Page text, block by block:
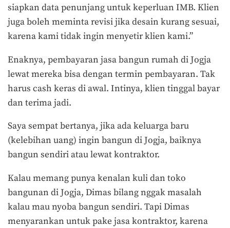
siapkan data penunjang untuk keperluan IMB. Klien
juga boleh meminta revisi jika desain kurang sesuai,
karena kami tidak ingin menyetir klien kami.”
Enaknya, pembayaran jasa bangun rumah di Jogja
lewat mereka bisa dengan termin pembayaran. Tak
harus cash keras di awal. Intinya, klien tinggal bayar
dan terima jadi.
Saya sempat bertanya, jika ada keluarga baru
(kelebihan uang) ingin bangun di Jogja, baiknya
bangun sendiri atau lewat kontraktor.
Kalau memang punya kenalan kuli dan toko
bangunan di Jogja, Dimas bilang nggak masalah
kalau mau nyoba bangun sendiri. Tapi Dimas
menyarankan untuk pake jasa kontraktor, karena